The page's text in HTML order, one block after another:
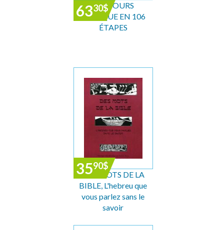
6330$
PARCOURS
BIBLIQUE EN 106
ÉTAPES
3590$
DES MOTS DE LA
BIBLE, L'hebreu que
vous parlez sans le
savoir